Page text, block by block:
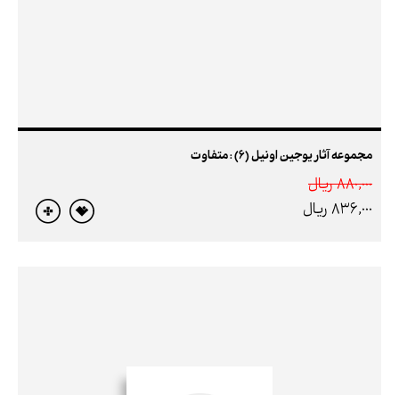
مجموعه آثار یوجین اونیل (6) : متفاوت
880,000 ريال
836,000 ريال